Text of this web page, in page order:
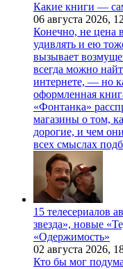
Какие книги —
06 августа 2026,
Конечно, не цена
удивлять и ею
вызывает
всегда можно
интернете, — но
оформленная
«Фонтанка»
магазины о том,
дорогие, и чем
всех смыслах
15 телесериалов
звезда», новые
«Одержимость»
02 августа 2026,
Кто бы мог